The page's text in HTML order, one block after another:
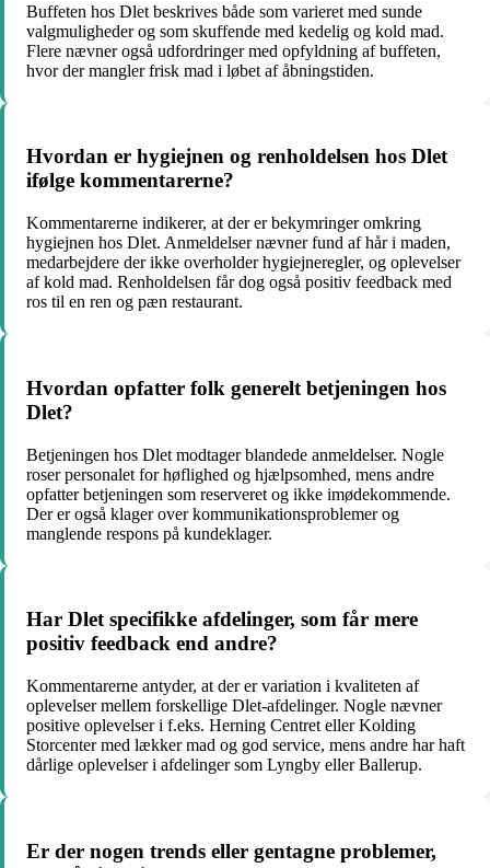
Buffeten hos Dlet beskrives både som varieret med sunde
valgmuligheder og som skuffende med kedelig og kold mad.
Flere nævner også udfordringer med opfyldning af buffeten,
hvor der mangler frisk mad i løbet af åbningstiden.
Hvordan er hygiejnen og renholdelsen hos Dlet
ifølge kommentarerne?
Kommentarerne indikerer, at der er bekymringer omkring
hygiejnen hos Dlet. Anmeldelser nævner fund af hår i maden,
medarbejdere der ikke overholder hygiejneregler, og oplevelser
af kold mad. Renholdelsen får dog også positiv feedback med
ros til en ren og pæn restaurant.
Hvordan opfatter folk generelt betjeningen hos
Dlet?
Betjeningen hos Dlet modtager blandede anmeldelser. Nogle
roser personalet for høflighed og hjælpsomhed, mens andre
opfatter betjeningen som reserveret og ikke imødekommende.
Der er også klager over kommunikationsproblemer og
manglende respons på kundeklager.
Har Dlet specifikke afdelinger, som får mere
positiv feedback end andre?
Kommentarerne antyder, at der er variation i kvaliteten af
oplevelser mellem forskellige Dlet-afdelinger. Nogle nævner
positive oplevelser i f.eks. Herning Centret eller Kolding
Storcenter med lækker mad og god service, mens andre har haft
dårlige oplevelser i afdelinger som Lyngby eller Ballerup.
Er der nogen trends eller gentagne problemer,